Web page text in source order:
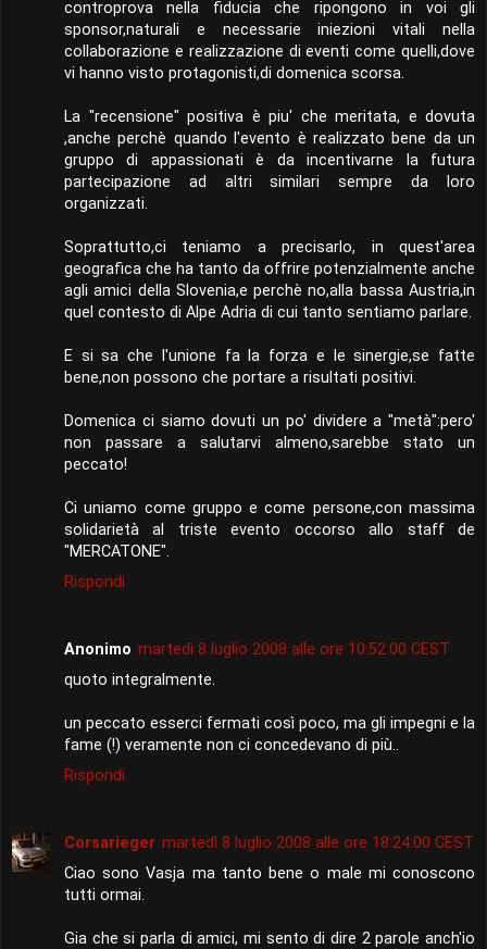
controprova nella fiducia che ripongono in voi gli
sponsor,naturali e necessarie iniezioni vitali nella
collaborazione e realizzazione di eventi come quelli,dove
vi hanno visto protagonisti,di domenica scorsa.
La "recensione" positiva è piu' che meritata, e dovuta
,anche perchè quando l'evento è realizzato bene da un
gruppo di appassionati è da incentivarne la futura
partecipazione ad altri similari sempre da loro
organizzati.
Soprattutto,ci teniamo a precisarlo, in quest'area
geografica che ha tanto da offrire potenzialmente anche
agli amici della Slovenia,e perchè no,alla bassa Austria,in
quel contesto di Alpe Adria di cui tanto sentiamo parlare.
E si sa che l'unione fa la forza e le sinergie,se fatte
bene,non possono che portare a risultati positivi.
Domenica ci siamo dovuti un po' dividere a "metà":pero'
non passare a salutarvi almeno,sarebbe stato un
peccato!
Ci uniamo come gruppo e come persone,con massima
solidarietà al triste evento occorso allo staff de
"MERCATONE".
Rispondi
Anonimo martedì 8 luglio 2008 alle ore 10:52:00 CEST
quoto integralmente.
un peccato esserci fermati così poco, ma gli impegni e la
fame (!) veramente non ci concedevano di più..
Rispondi
Corsarieger martedì 8 luglio 2008 alle ore 18:24:00 CEST
Ciao sono Vasja ma tanto bene o male mi conoscono
tutti ormai.
Gia che si parla di amici, mi sento di dire 2 parole anch'io